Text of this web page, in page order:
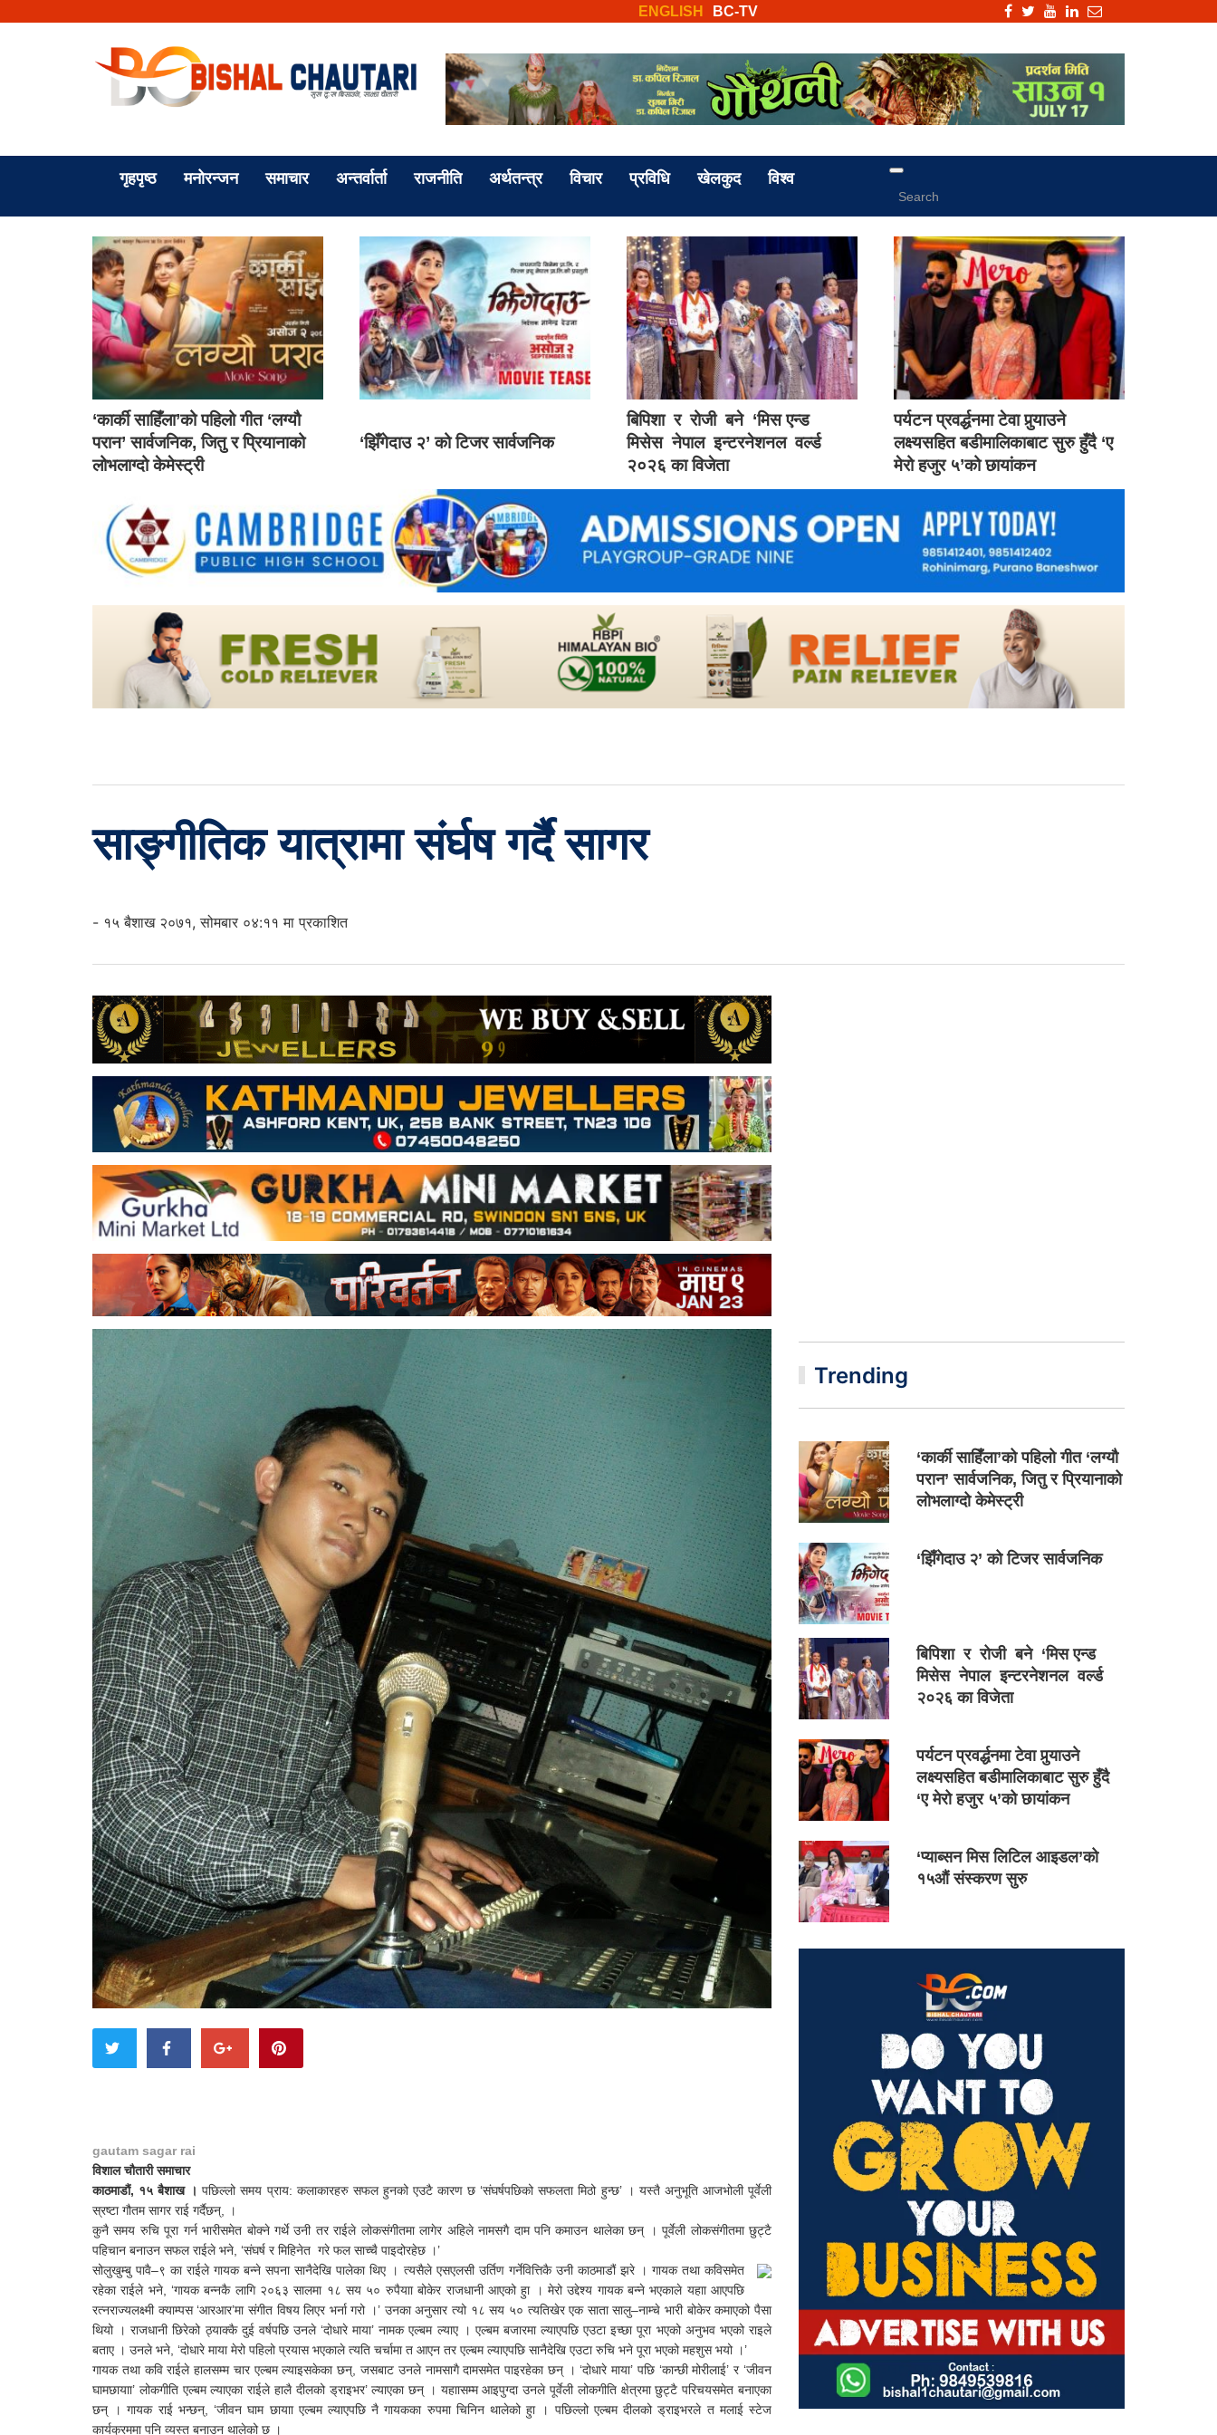
BC-TV
ENGLISH
गृहपृष्ठ मनोरन्जन समाचार अन्तर्वार्ता राजनीति अर्थतन्त्र विचार प्रविधि खेलकुद विश्व
‘कार्की साहिँला’को पहिलो गीत ‘लग्यौ
परान’ सार्वजनिक, जितु र प्रियानाको
लोभलाग्दो केमेस्ट्री
‘झिँगेदाउ २’ को टिजर सार्वजनिक
बिपिशा र रोजी बने ‘मिस एन्ड
मिसेस नेपाल इन्टरनेशनल वर्ल्ड
२०२६ का विजेता
पर्यटन प्रवर्द्धनमा टेवा पुर्‍याउने
लक्ष्यसहित बडीमालिकाबाट सुरु हुँदै ‘ए
मेरो हजुर ५’को छायांकन
साङ्गीतिक यात्रामा संर्घष गर्दै सागर
- १५ बैशाख २०७१, सोमबार ०४:११ मा प्रकाशित
gautam sagar rai
विशाल चौतारी समाचार
काठमाडौं, १५ बैशाख । पछिल्लो समय प्राय: कलाकारहरु सफल हुनको एउटै कारण छ ‘संघर्षपछिको सफलता मिठो हुन्छ’ । यस्तै अनुभूति आजभोली पूर्वेली
स्रष्टा गौतम सागर राई गर्दैछन्, ।
कुनै समय रुचि पूरा गर्न भारीसमेत बोक्ने गर्थे उनी तर राईले लोकसंगीतमा लागेर अहिले नामसगै दाम पनि कमाउन थालेका छन् । पूर्वेली लोकसंगीतमा छुट्टै
पहिचान बनाउन सफल राईले भने, ‘संघर्ष र मिहिनेत गरे फल साच्चै पाइदोरहेछ ।’
सोलुखुम्बु पावै–९ का राईले गायक बन्ने सपना सानैदेखि पालेका थिए । त्यसैले एसएलसी उर्तिण गर्नेवित्तिकै उनी काठमाडौं झरे । गायक तथा कविसमेत
रहेका राईले भने, ‘गायक बन्नकै लागि २०६३ सालमा १८ सय ५० रुपैयाा बोकेर राजधानी आएको हुा । मेरो उद्देश्य गायक बन्ने भएकाले यहाा आएपछि
रत्नराज्यलक्ष्मी क्याम्पस ‘आरआर’मा संगीत विषय लिएर भर्ना गरो ।’ उनका अनुसार त्यो १८ सय ५० त्यतिखेर एक साता सालु–नाम्चे भारी बोकेर कमाएको पैसा
थियो । राजधानी छिरेको ठ्याक्कै दुई वर्षपछि उनले ‘दोधारे माया’ नामक एल्बम ल्याए । एल्बम बजारमा ल्याएपछि एउटा इच्छा पूरा भएको अनुभव भएको राइले
बताए । उनले भने, ‘दोधारे माया मेरो पहिलो प्रयास भएकाले त्यति चर्चामा त आएन तर एल्बम ल्याएपछि सानैदेखि एउटा रुचि भने पूरा भएको महशुस भयो ।’
गायक तथा कवि राईले हालसम्म चार एल्बम ल्याइसकेका छन्, जसबाट उनले नामसागै दामसमेत पाइरहेका छन् । ‘दोधारे माया’ पछि ‘कान्छी मोरीलाई’ र ‘जीवन
घामछायाा’ लोकगीति एल्बम ल्याएका राईले हालै दीलको ड्राइभर’ ल्याएका छन् । यहाासम्म आइपुग्दा उनले पूर्वेली लोकगीति क्षेत्रमा छुट्टै परिचयसमेत बनाएका
छन् । गायक राई भन्छन्, ‘जीवन घाम छायाा एल्बम ल्याएपछि नै गायकका रुपमा चिनिन थालेको हुा । पछिल्लो एल्बम दीलको ड्राइभरले त मलाई स्टेज
कार्यक्रममा पनि व्यस्त बनाउन थालेको छ ।
Trending
‘कार्की साहिँला’को पहिलो गीत ‘लग्यौ
परान’ सार्वजनिक, जितु र प्रियानाको
लोभलाग्दो केमेस्ट्री
‘झिँगेदाउ २’ को टिजर सार्वजनिक
बिपिशा र रोजी बने ‘मिस एन्ड
मिसेस नेपाल इन्टरनेशनल वर्ल्ड
२०२६ का विजेता
पर्यटन प्रवर्द्धनमा टेवा पुर्‍याउने
लक्ष्यसहित बडीमालिकाबाट सुरु हुँदै
‘ए मेरो हजुर ५’को छायांकन
‘प्याब्सन मिस लिटिल आइडल’को
१५औं संस्करण सुरु